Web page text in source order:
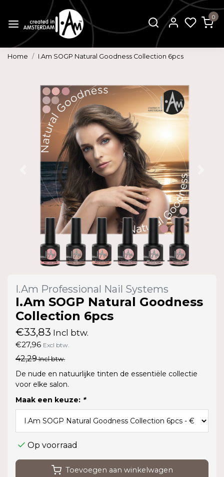
0
Home I.Am SOGP Natural Goodness Collection 6pcs
Vorige
I.Am Professional Nail Systems
I.Am SOGP Natural Goodness
Collection 6pcs
€33,83 Incl btw.
€27,96 Excl btw.
42,29Incl btw.
De nude en natuurlijke tinten de essentiële collectie
voor elke salon.
Maak een keuze: *
Op voorraad
Toevoegen aan winkelwagen